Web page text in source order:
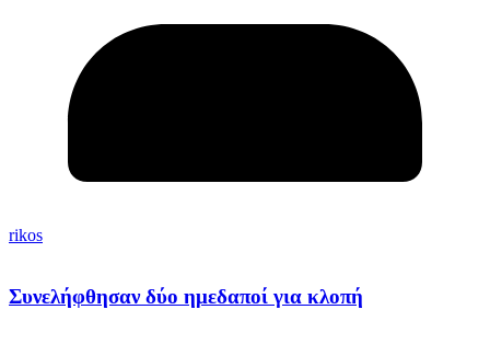
rikos
Συνελήφθησαν δύο ημεδαποί για κλοπή